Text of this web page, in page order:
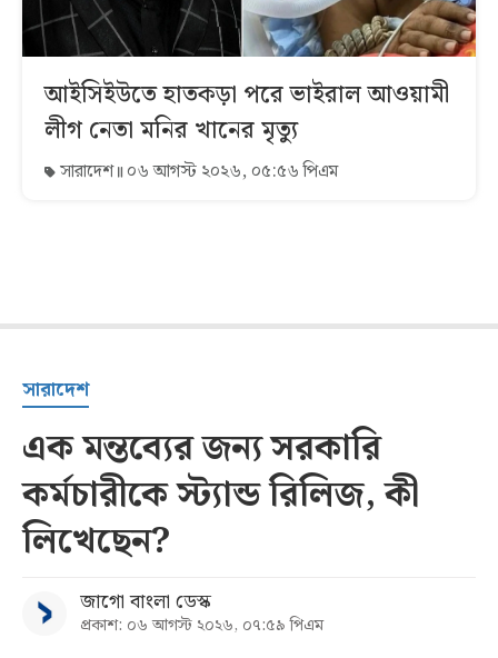
আইসিইউতে হাতকড়া পরে ভাইরাল আওয়ামী
লীগ নেতা মনির খানের মৃত্যু
সারাদেশ ০৬ আগস্ট ২০২৬, ০৫:৫৬ পিএম
সারাদেশ
এক মন্তব্যের জন্য সরকারি
কর্মচারীকে স্ট্যান্ড রিলিজ, কী
লিখেছেন?
জাগো বাংলা ডেস্ক
প্রকাশ: ০৬ আগস্ট ২০২৬, ০৭:৫৯ পিএম